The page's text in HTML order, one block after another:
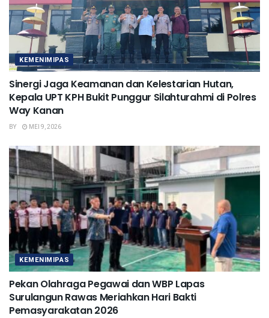
KEMENIMIPAS
Sinergi Jaga Keamanan dan Kelestarian Hutan,
Kepala UPT KPH Bukit Punggur Silahturahmi di Polres
Way Kanan
BY MEI 9, 2026
KEMENIMIPAS
Pekan Olahraga Pegawai dan WBP Lapas
Surulangun Rawas Meriahkan Hari Bakti
Pemasyarakatan 2026